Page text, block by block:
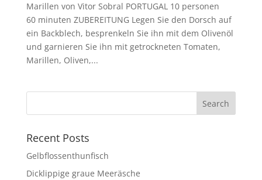
Marillen von Vitor Sobral PORTUGAL 10 personen
60 minuten ZUBEREITUNG Legen Sie den Dorsch auf
ein Backblech, besprenkeln Sie ihn mit dem Olivenöl
und garnieren Sie ihn mit getrockneten Tomaten,
Marillen, Oliven,...
Recent Posts
Gelbflossenthunfisch
Dicklippige graue Meeräsche